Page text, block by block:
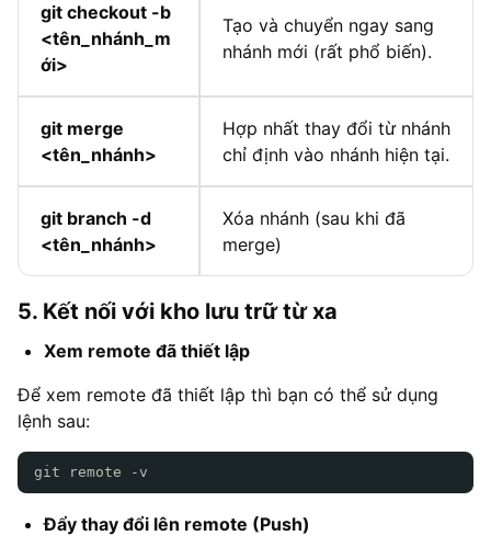
git checkout -b
<tên_nhánh_m
ới>
Tạo và chuyển ngay sang
nhánh mới (rất phổ biến).
git merge
<tên_nhánh>
Hợp nhất thay đổi từ nhánh
chỉ định vào nhánh hiện tại.
git branch -d
<tên_nhánh>
Xóa nhánh (sau khi đã
merge)
5. Kết nối với kho lưu trữ từ xa
Xem remote đã thiết lập
Để xem remote đã thiết lập thì bạn có thể sử dụng
lệnh sau:
git remote -v
Đẩy thay đổi lên remote (Push)